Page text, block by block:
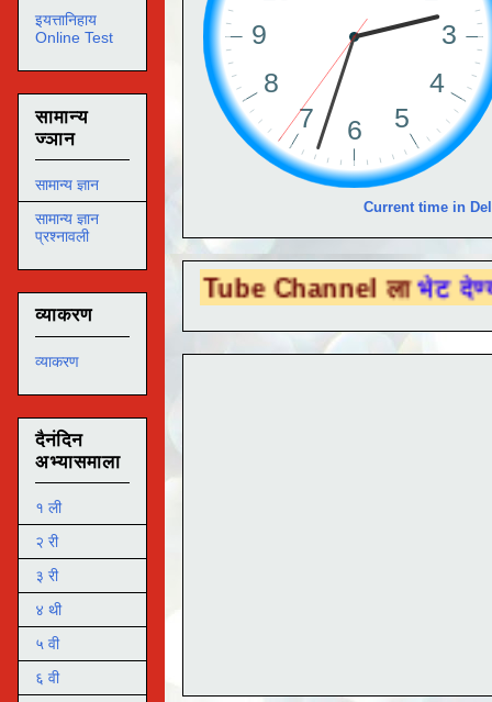
Current time in
Tube Channel लाभेट देण्यासाठी येथे
इयत्तानिहाय
Online Test
सामान्य
ज्ञान
सामान्य ज्ञान
सामान्य ज्ञान
प्रश्नावली
व्याकरण
व्याकरण
दैनंदिन
अभ्यासमाला
१ ली
२ री
३ री
४ थी
५ वी
६ वी